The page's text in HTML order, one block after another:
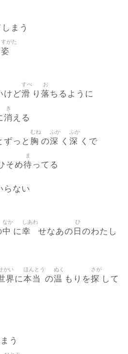
しまう
姿
すがた
けど滑
すべ
り 落
お
ちるように
消
き
える
ずっと 胸
むね
の深
ふか
く 深
ふか
くで
そめ待
ま
ってる
らない
中
なか
に幸
しあわ
せなあの 日
ひ
のわたし
界
かい
に本当
ほんとう
の温
ぬく
もりを探
さが
して
う